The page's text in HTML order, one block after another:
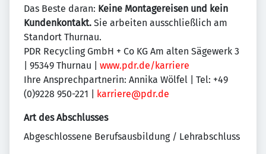
Das Beste daran: Keine Montagereisen und kein
Kundenkontakt. Sie arbeiten ausschließlich am
Standort Thurnau.
PDR Recycling GmbH + Co KG Am alten Sägewerk 3
| 95349 Thurnau | www.pdr.de/karriere
Ihre Ansprechpartnerin: Annika Wölfel | Tel: +49
(0)9228 950-221 |
karriere@pdr.de
Art des Abschlusses
Abgeschlossene Berufsausbildung / Lehrabschluss